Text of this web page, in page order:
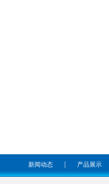
新闻动态 产品展示